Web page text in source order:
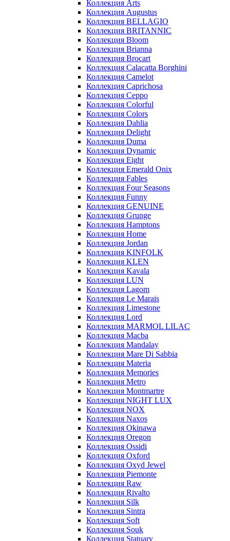
Коллекция Arts
Коллекция Augustus
Коллекция BELLAGIO
Коллекция BRITANNIC
Коллекция Bloom
Коллекция Brianna
Коллекция Brocart
Коллекция Calacatta Borghini
Коллекция Camelot
Коллекция Caprichosa
Коллекция Ceppo
Коллекция Colorful
Коллекция Colors
Коллекция Dahlia
Коллекция Delight
Коллекция Duma
Коллекция Dynamic
Коллекция Eight
Коллекция Emerald Onix
Коллекция Fables
Коллекция Four Seasons
Коллекция Funny
Коллекция GENUINE
Коллекция Grunge
Коллекция Hamptons
Коллекция Home
Коллекция Jordan
Коллекция KINFOLK
Коллекция KLEN
Коллекция Kavala
Коллекция LUN
Коллекция Lagom
Коллекция Le Marais
Коллекция Limestone
Коллекция Lord
Коллекция MARMOL LILAC
Коллекция Macba
Коллекция Mandalay
Коллекция Mare Di Sabbia
Коллекция Materia
Коллекция Memories
Коллекция Metro
Коллекция Montmartre
Коллекция NIGHT LUX
Коллекция NOX
Коллекция Naxos
Коллекция Okinawa
Коллекция Oregon
Коллекция Ossidi
Коллекция Oxford
Коллекция Oxyd Jewel
Коллекция Piemonte
Коллекция Raw
Коллекция Rivalto
Коллекция Silk
Коллекция Sintra
Коллекция Soft
Коллекция Souk
Коллекция Statuary